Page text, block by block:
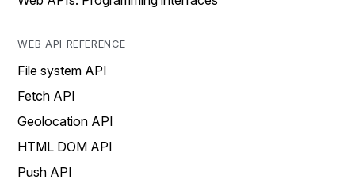
WEB API REFERENCE
File system API
Fetch API
Geolocation API
HTML DOM API
Push API